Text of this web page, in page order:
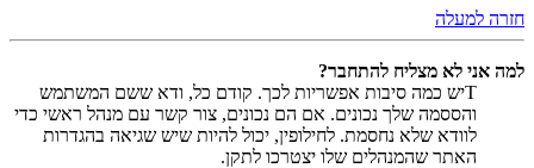
חזרה למעלה
למה אני לא מצליח להתחבר?
Tיש כמה סיבות אפשריות לכך. קודם כל, ודא ששם המשתמש
והססמה שלך נכונים. אם הם נכונים, צור קשר עם מנהל ראשי כדי
לוודא שלא נחסמת. לחילופין, יכול להיות שיש שגיאה בהגדרות
האתר שהמנהלים שלו יצטרכו לתקן.